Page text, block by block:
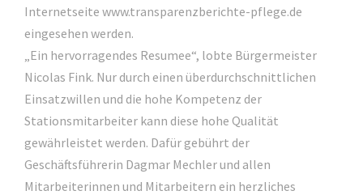
Internetseite www.transparenzberichte-pflege.de
eingesehen werden.
„Ein hervorragendes Resumee“, lobte Bürgermeister
Nicolas Fink. Nur durch einen überdurchschnittlichen
Einsatzwillen und die hohe Kompetenz der
Stationsmitarbeiter kann diese hohe Qualität
gewährleistet werden. Dafür gebührt der
Geschäftsführerin Dagmar Mechler und allen
Mitarbeiterinnen und Mitarbeitern ein herzliches